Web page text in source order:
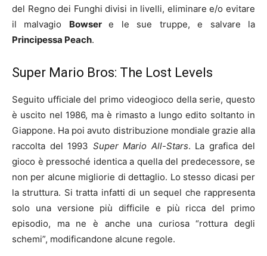
del Regno dei Funghi divisi in livelli, eliminare e/o evitare
il malvagio Bowsere le sue truppe, e salvare la
Principessa Peach.
Super Mario Bros: The Lost Levels
Seguito ufficiale del primo videogioco della serie, questo
è uscito nel 1986, ma è rimasto a lungo edito soltanto in
Giappone. Ha poi avuto distribuzione mondiale grazie alla
raccolta del 1993 Super Mario All-Stars. La grafica del
gioco è pressoché identica a quella del predecessore, se
non per alcune migliorie di dettaglio. Lo stesso dicasi per
la struttura. Si tratta infatti di un sequel che rappresenta
solo una versione più difficile e più ricca del primo
episodio, ma ne è anche una curiosa “rottura degli
schemi”, modificandone alcune regole.